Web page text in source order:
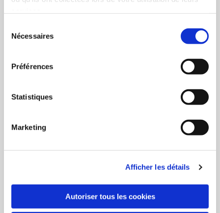
Nécessaires
Préférences
Statistiques
Marketing
Afficher les détails
Autoriser tous les cookies
Produits de qualité
Notre gamme d’articles est vaste. Tous sont sélectionnés
pour leur qualité et leur durabilité.
Services et conseils